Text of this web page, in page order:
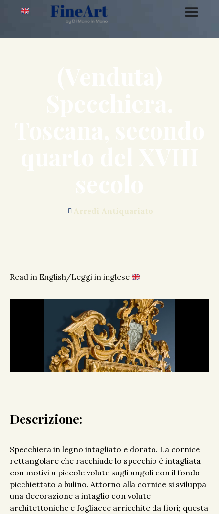
Arredi Antiquariato
Read in English/Leggi in inglese
Descrizione:
Specchiera in legno intagliato e dorato. La cornice
rettangolare che racchiude lo specchio è intagliata
con motivi a piccole volute sugli angoli con il fondo
picchiettato a bulino. Attorno alla cornice si sviluppa
una decorazione a intaglio con volute
architettoniche e fogliacce arricchite da fiori; questa